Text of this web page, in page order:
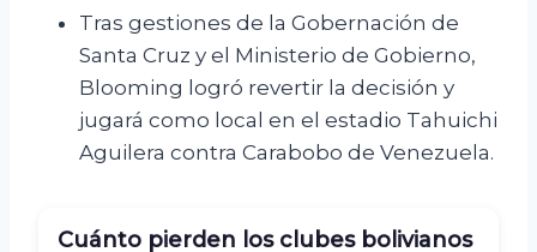
Tras gestiones de la Gobernación de
Santa Cruz y el Ministerio de Gobierno,
Blooming logró revertir la decisión y
jugará como local en el estadio Tahuichi
Aguilera contra Carabobo de Venezuela.
Cuánto pierden los clubes bolivianos